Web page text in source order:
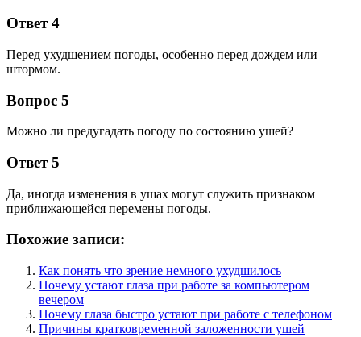
Ответ 4
Перед ухудшением погоды, особенно перед дождем или
штормом.
Вопрос 5
Можно ли предугадать погоду по состоянию ушей?
Ответ 5
Да, иногда изменения в ушах могут служить признаком
приближающейся перемены погоды.
Похожие записи:
Как понять что зрение немного ухудшилось
Почему устают глаза при работе за компьютером
вечером
Почему глаза быстро устают при работе с телефоном
Причины кратковременной заложенности ушей